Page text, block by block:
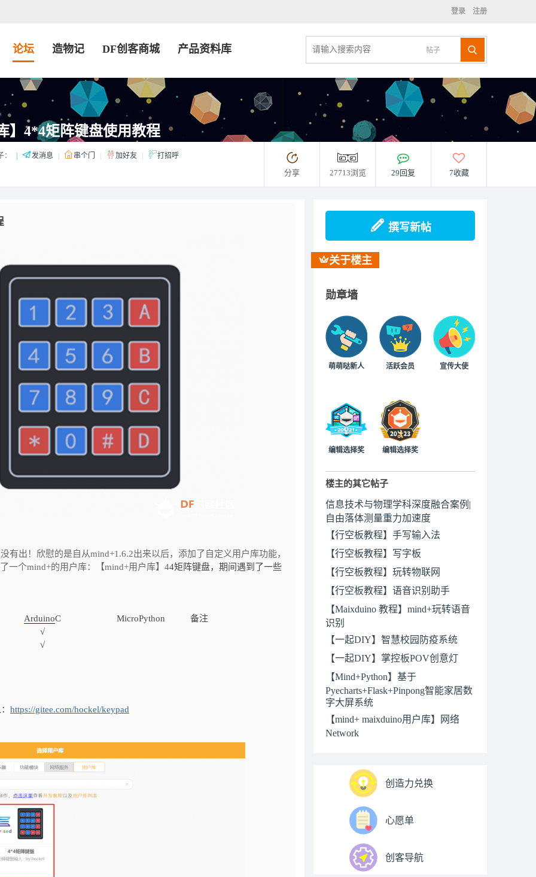
登录 注册
帖子
论坛 造物记 DF创客商城 产品资料库
】4*4矩阵键盘使用教程
发消息 串个门 加好友 打招呼
分享 27713浏览 29回复 7收藏
有出！欣慰的是自从mind+1.6.2出来以后，添加了自定义用户库功能，
一个mind+的用户库：【mind+用户库】44矩阵键盘，期间遇到了一些
ArduinoC MicroPython
备注
√
√
https://gitee.com/hockel/keypad
撰写新帖
关于楼主
勋章墙
萌萌哒新人 活跃会员 宣传大使
编辑选择奖 编辑选择奖
楼主的其它帖子
信息技术与物理学科深度融合案例|
自由落体测量重力加速度
【行空板教程】手写输入法
【行空板教程】写字板
【行空板教程】玩转物联网
【行空板教程】语音识别助手
【Maixduino 教程】mind+玩转语音
识别
【一起DIY】智慧校园防疫系统
【一起DIY】掌控板POV创意灯
【Mind+Python】基于
Pyecharts+Flask+Pinpong智能家居数
字大屏系统
【mind+ maixduino用户库】网络
Network
创造力兑换
心愿单
创客导航